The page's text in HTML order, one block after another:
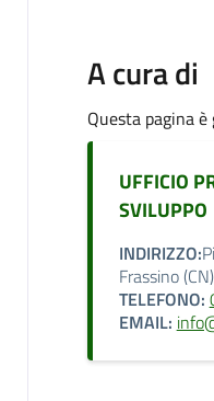
A cura di
Questa pagina
UFFICIO
SVILUPPO
INDIRIZZO:
Frassino (CN)
TELEFONO:
EMAIL: